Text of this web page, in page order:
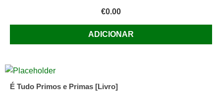
€0.00
ADICIONAR
É Tudo Primos e Primas [Livro]